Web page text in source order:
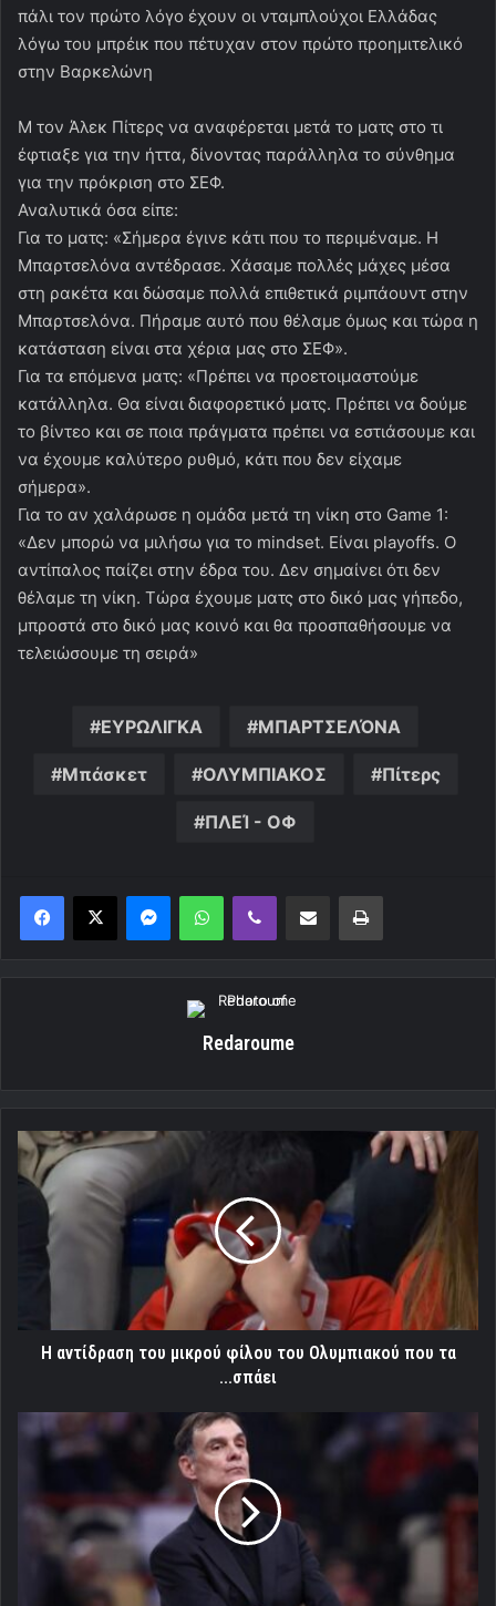
πάλι τον πρώτο λόγο έχουν οι νταμπλούχοι Ελλάδας
λόγω του μπρέικ που πέτυχαν στον πρώτο προημιτελικό
στην Βαρκελώνη
Μ τον Άλεκ Πίτερς να αναφέρεται μετά το ματς στο τι
έφτιαξε για την ήττα, δίνοντας παράλληλα το σύνθημα
για την πρόκριση στο ΣΕΦ.
Αναλυτικά όσα είπε:
Για το ματς: «Σήμερα έγινε κάτι που το περιμέναμε. Η
Μπαρτσελόνα αντέδρασε. Χάσαμε πολλές μάχες μέσα
στη ρακέτα και δώσαμε πολλά επιθετικά ριμπάουντ στην
Μπαρτσελόνα. Πήραμε αυτό που θέλαμε όμως και τώρα η
κατάσταση είναι στα χέρια μας στο ΣΕΦ».
Για τα επόμενα ματς: «Πρέπει να προετοιμαστούμε
κατάλληλα. Θα είναι διαφορετικό ματς. Πρέπει να δούμε
το βίντεο και σε ποια πράγματα πρέπει να εστιάσουμε και
να έχουμε καλύτερο ρυθμό, κάτι που δεν είχαμε
σήμερα».
Για το αν χαλάρωσε η ομάδα μετά τη νίκη στο Game 1:
«Δεν μπορώ να μιλήσω για το mindset. Είναι playoffs. Ο
αντίπαλος παίζει στην έδρα του. Δεν σημαίνει ότι δεν
θέλαμε τη νίκη. Τώρα έχουμε ματς στο δικό μας γήπεδο,
μπροστά στο δικό μας κοινό και θα προσπαθήσουμε να
τελειώσουμε τη σειρά»
ΕΥΡΩΛΙΓΚΑ ΜΠΑΡΤΣΕΛΌΝΑ
Μπάσκετ ΟΛΥΜΠΙΑΚΟΣ Πίτερς
ΠΛΕΊ - ΟΦ
MessengerWhatsAppViber Κοινοποίηση μέσω ηλεκτρονικού ταχυδρομείουΕκτύπωση
Redaroume
Η
αντίδραση
του
μικρού
φίλου
Ολυμπιακού
τα
...σπάει
Η αντίδραση του μικρού φίλου του Ολυμπιακού που τα
...σπάει
Μπαρτζώκας:
διαφορετική
ιστορία"